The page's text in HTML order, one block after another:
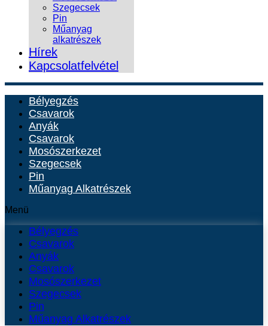
Szegecsek
Pin
Műanyag
alkatrészek
Hírek
Kapcsolatfelvétel
Bélyegzés
Csavarok
Anyák
Csavarok
Mosószerkezet
Szegecsek
Pin
Műanyag Alkatrészek
Menü
Bélyegzés
Csavarok
Anyák
Csavarok
Mosószerkezet
Szegecsek
Pin
Műanyag Alkatrészek